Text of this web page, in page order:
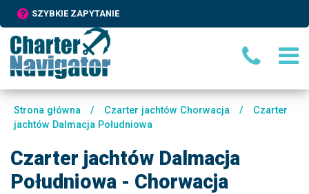
SZYBKIE ZAPYTANIE
Strona główna / Czarter jachtów Chorwacja /
Czarter
jachtów Dalmacja Południowa
Czarter jachtów Dalmacja
Południowa - Chorwacja